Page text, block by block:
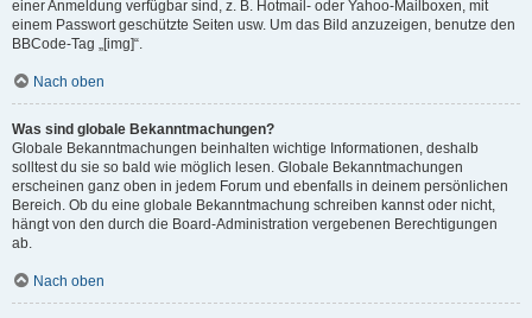
einer Anmeldung verfügbar sind, z. B. Hotmail- oder Yahoo-Mailboxen, mit
einem Passwort geschützte Seiten usw. Um das Bild anzuzeigen, benutze den
BBCode-Tag „[img]“.
Nach oben
Was sind globale Bekanntmachungen?
Globale Bekanntmachungen beinhalten wichtige Informationen, deshalb
solltest du sie so bald wie möglich lesen. Globale Bekanntmachungen
erscheinen ganz oben in jedem Forum und ebenfalls in deinem persönlichen
Bereich. Ob du eine globale Bekanntmachung schreiben kannst oder nicht,
hängt von den durch die Board-Administration vergebenen Berechtigungen
ab.
Nach oben